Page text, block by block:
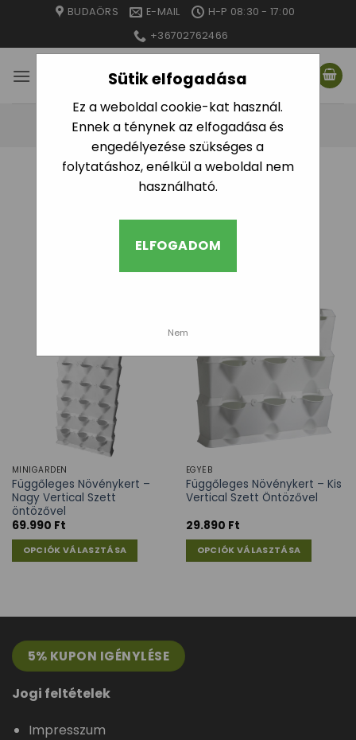
Sütik elfogadása
Ez a weboldal cookie-kat használ.
Ennek a ténynek az elfogadása és
engedélyezése szükséges a
folytatáshoz, enélkül a weboldal nem
használható.
ELFOGADOM
Nem
content
BUDAÖRS E-MAIL
H-P 08:30 - 17:00
+36702762466
KEZDŐLAP / NÖVÉNYFALAK - VERTICAL
MINIGARDEN
Függőleges Növénykert –
Nagy Vertical Szett
öntözővel
69.990 Ft
OPCIÓK VÁLASZTÁSA
EGYÉB
Függőleges Növénykert – Kis
Vertical Szett Öntözővel
29.890 Ft
OPCIÓK VÁLASZTÁSA
5% KUPON IGÉNYLÉSE
Jogi feltételek
Impresszum